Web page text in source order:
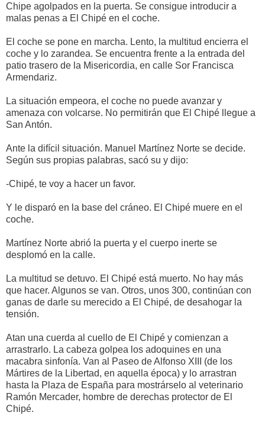
Chipe agolpados en la puerta. Se consigue introducir a
malas penas a El Chipé en el coche.
El coche se pone en marcha. Lento, la multitud encierra el
coche y lo zarandea. Se encuentra frente a la entrada del
patio trasero de la Misericordia, en calle Sor Francisca
Armendariz.
La situación empeora, el coche no puede avanzar y
amenaza con volcarse. No permitirán que El Chipé llegue a
San Antón.
Ante la difícil situación. Manuel Martínez Norte se decide.
Según sus propias palabras, sacó su y dijo:
-Chipé, te voy a hacer un favor.
Y le disparó en la base del cráneo. El Chipé muere en el
coche.
Martínez Norte abrió la puerta y el cuerpo inerte se
desplomó en la calle.
La multitud se detuvo. El Chipé está muerto. No hay más
que hacer. Algunos se van. Otros, unos 300, continúan con
ganas de darle su merecido a El Chipé, de desahogar la
tensión.
Atan una cuerda al cuello de El Chipé y comienzan a
arrastrarlo. La cabeza golpea los adoquines en una
macabra sinfonía. Van al Paseo de Alfonso XIII (de los
Mártires de la Libertad, en aquella época) y lo arrastran
hasta la Plaza de España para mostrárselo al veterinario
Ramón Mercader, hombre de derechas protector de El
Chipé.